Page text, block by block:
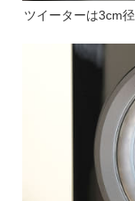
ツイーターは3cm径